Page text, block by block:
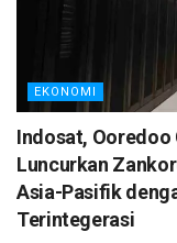
EKONOMI
Indosat, Ooredoo
Luncurkan
Asia-Pasifik
Terintegerasi